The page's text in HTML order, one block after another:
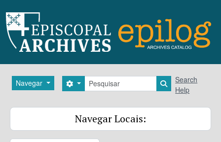
Navegar Pesquisar
Search options Search in
Search
Help
Navegar Locais: